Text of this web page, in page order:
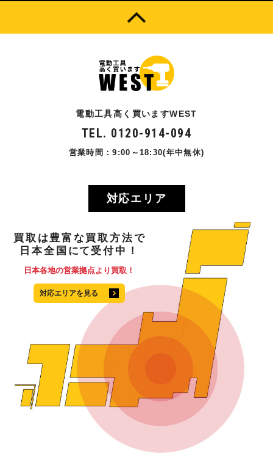
電動工具高く買いますWEST
TEL. 0120-914-094
営業時間：9:00～18:30(年中無休)
対応エリア
買取 は 豊富な買取方法で
日本全国 にて 受付中！
日本各地の営業拠点より買取！
対応エリアを見る